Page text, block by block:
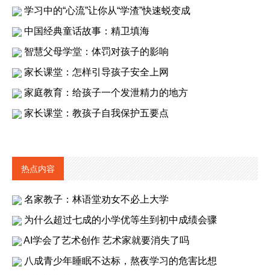
学习中的“心流”让你从“学渣”快速蜕变成
中国经典童话故事：精卫填海
智慧父母学堂：体罚对孩子的影响
家长课堂：怎样引导孩子安全上网
家庭教育：给孩子一个发泄精力的地方
家长课堂：教孩子自我保护五要点
热点内容
名家教子：林语堂劝女不必上大学
为什么超过七成的小学优等生到初中成绩会骤
AI学会了艺术创作 艺术家就要消失了吗
八成青少年睡眠不达标，熬夜学习的危害比想